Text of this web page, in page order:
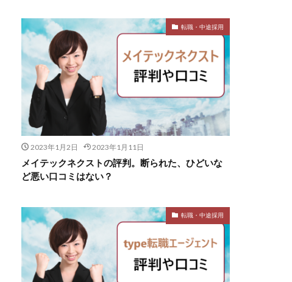
転職・中途採用
2023年1月2日 2023年1月11日
メイテックネクストの評判。断られた、ひどいな
ど悪い口コミはない？
転職・中途採用